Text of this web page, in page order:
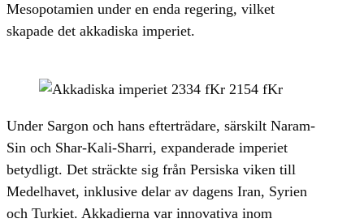
Mesopotamien under en enda regering, vilket
skapade det akkadiska imperiet.
Under Sargon och hans efterträdare, särskilt Naram-
Sin och Shar-Kali-Sharri, expanderade imperiet
betydligt. Det sträckte sig från Persiska viken till
Medelhavet, inklusive delar av dagens Iran, Syrien
och Turkiet. Akkadierna var innovativa inom